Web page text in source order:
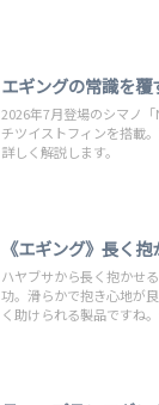
エギングの常識を
2026年7月登場のシマノ
チツイストフィンを搭載
詳しく解説します。
《エギング》長く
ハヤブサから長く抱かせ
功。滑らかで抱き心地が
く助けられる製品ですね